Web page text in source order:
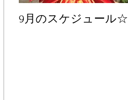
9月のスケジュール☆